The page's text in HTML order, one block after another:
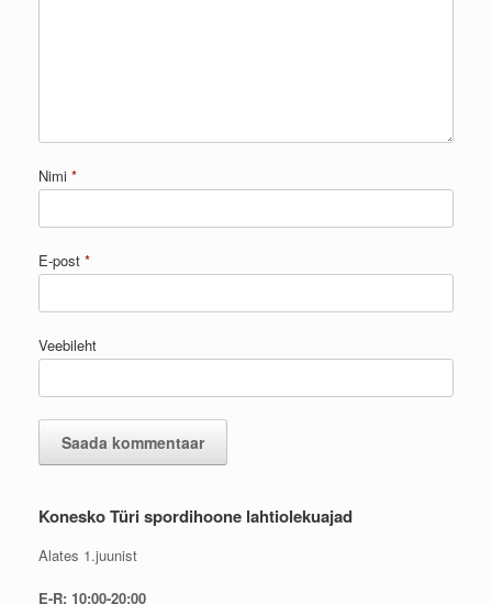
Nimi *
E-post *
Veebileht
Konesko Türi spordihoone lahtiolekuajad
Alates 1.juunist
E-R: 10:00-20:00